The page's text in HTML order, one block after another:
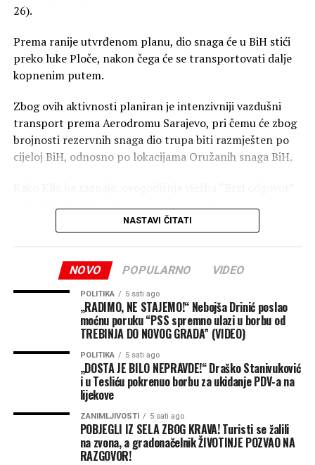
Fokus na organizaciji: Naglašeno da su posvećenost,
trud i odgovornost ključni faktori za ostvarivanje
vrhunskog rezultata.
Nastavak aktivnosti: PSS nastavlja sa intenzivnim radom
na terenu bez pauze.
Konačni cilj: Pretvaranje narodne inicijative u konkretne
26).
Prema ranije utvrđenom planu, dio snaga će u BiH stići
preko luke Ploče, nakon čega će se transportovati dalje
kopnenim putem.
Zbog ovih aktivnosti planiran je intenzivniji vazdušni
transport prema Aerodromu Sarajevo, pri čemu će zbog
brojnosti rezervnih snaga dio trupa biti razmješten po
cijeloj BiH, odnosno po lokacijama Oružanih snaga BiH.
prethodne, zbog čega se očekuje dolazak padobranskih
Iz EUFOR-a uvjeravaju da se intenzivniji vojni saobraćaj
kojom se operativna sposobnost snaga iz sastava
Multinacionalnog bataljona diže na novi nivo.
Vježba će se odvijati na više lokacija uz logističku
podršku Oružanih snaga BiH, čime se dodatno potvrđuje
partnerski odnos i podrška institucijama BiH.
(Klix)
NASTAVI ČITATI
NOVO POPULARNO VIDEO
POLITIKA 5 sati ago
„RADIMO, NE STAJEMO!“ Nebojša Drinić poslao
moćnu poruku “PSS spremno ulazi u borbu od
TREBINJA DO NOVOG GRADA” (VIDEO)
POLITIKA 5 sati ago
„DOSTA JE BILO NEPRAVDE!“ Draško Stanivuković
i u Tesliću pokrenuo borbu za ukidanje PDV-a na
lijekove
ZANIMLJIVOSTI 5 sati ago
POBJEGLI IZ SELA ZBOG KRAVA! Turisti se žalili
na zvona, a gradonačelnik ŽIVOTINJE POZVAO NA
RAZGOVOR!